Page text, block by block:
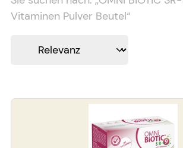
Vitaminen Pulver Beutel“